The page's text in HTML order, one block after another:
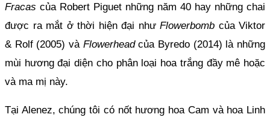
Fracas của Robert Piguet những năm 40 hay những chai
được ra mắt ở thời hiện đại như Flowerbomb của Viktor
& Rolf (2005) và Flowerhead của Byredo (2014) là những
mùi hương đại diện cho phân loại hoa trắng đầy mê hoặc
và ma mị này.
Tại Alenez, chúng tôi có nốt hương hoa Cam và hoa Linh